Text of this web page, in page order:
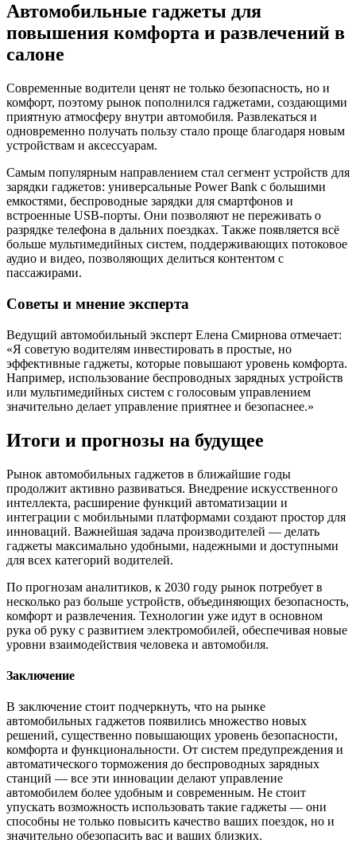
Автомобильные гаджеты для
повышения комфорта и развлечений в
салоне
Современные водители ценят не только безопасность, но и
комфорт, поэтому рынок пополнился гаджетами, создающими
приятную атмосферу внутри автомобиля. Развлекаться и
одновременно получать пользу стало проще благодаря новым
устройствам и аксессуарам.
Самым популярным направлением стал сегмент устройств для
зарядки гаджетов: универсальные Power Bank с большими
емкостями, беспроводные зарядки для смартфонов и
встроенные USB-порты. Они позволяют не переживать о
разрядке телефона в дальних поездках. Также появляется всё
больше мультимедийных систем, поддерживающих потоковое
аудио и видео, позволяющих делиться контентом с
пассажирами.
Советы и мнение эксперта
Ведущий автомобильный эксперт Елена Смирнова отмечает:
«Я советую водителям инвестировать в простые, но
эффективные гаджеты, которые повышают уровень комфорта.
Например, использование беспроводных зарядных устройств
или мультимедийных систем с голосовым управлением
значительно делает управление приятнее и безопаснее.»
Итоги и прогнозы на будущее
Рынок автомобильных гаджетов в ближайшие годы
продолжит активно развиваться. Внедрение искусственного
интеллекта, расширение функций автоматизации и
интеграции с мобильными платформами создают простор для
инноваций. Важнейшая задача производителей — делать
гаджеты максимально удобными, надежными и доступными
для всех категорий водителей.
По прогнозам аналитиков, к 2030 году рынок потребует в
несколько раз больше устройств, объединяющих безопасность,
комфорт и развлечения. Технологии уже идут в основном
рука об руку с развитием электромобилей, обеспечивая новые
уровни взаимодействия человека и автомобиля.
Заключение
В заключение стоит подчеркнуть, что на рынке
автомобильных гаджетов появились множество новых
решений, существенно повышающих уровень безопасности,
комфорта и функциональности. От систем предупреждения и
автоматического торможения до беспроводных зарядных
станций — все эти инновации делают управление
автомобилем более удобным и современным. Не стоит
упускать возможность использовать такие гаджеты — они
способны не только повысить качество ваших поездок, но и
значительно обезопасить вас и ваших близких.